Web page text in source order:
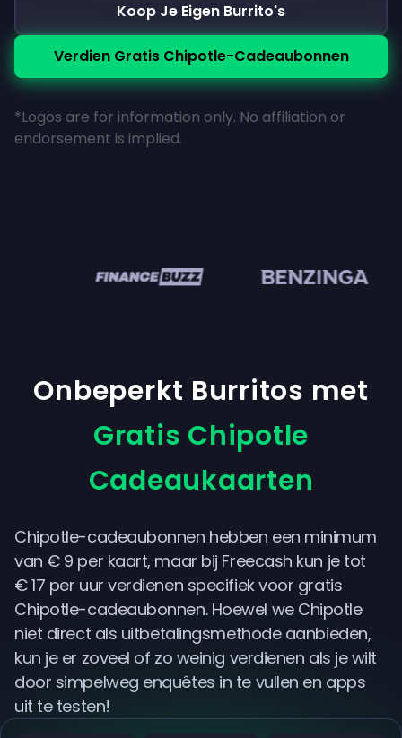
Koop Je Eigen Burrito's
Verdien Gratis Chipotle-Cadeaubonnen
*Logos are for information only. No affiliation or
endorsement is implied.
Onbeperkt Burritos met
Gratis Chipotle
Cadeaukaarten
Chipotle-cadeaubonnen hebben een minimum
van € 9 per kaart, maar bij Freecash kun je tot
€ 17 per uur verdienen specifiek voor gratis
Chipotle-cadeaubonnen. Hoewel we Chipotle
niet direct als uitbetalingsmethode aanbieden,
kun je er zoveel of zo weinig verdienen als je wilt
door simpelweg enquêtes in te vullen en apps
uit te testen!